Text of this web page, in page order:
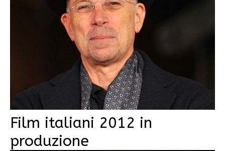
Film italiani 2012 in
produzione